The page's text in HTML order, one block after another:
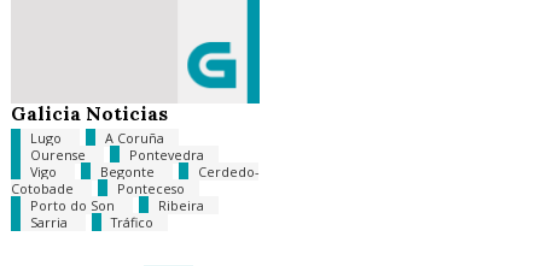
Galicia Noticias
Lugo
A Coruña
Ourense
Pontevedra
Vigo
Begonte
Cerdedo-
Cotobade
Ponteceso
Porto do Son
Ribeira
Sarria
Tráfico